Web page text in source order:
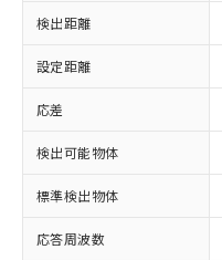
検出距離
設定距離
応差
検出可能物体
標準検出物体
応答周波数